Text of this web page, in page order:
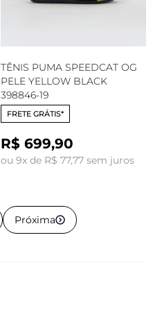
TÊNIS PUMA SPEEDCAT OG
PELE YELLOW BLACK
398846-19
FRETE GRÁTIS*
R$ 699,90
ou 9x de R$ 77,77 sem juros
Próxima